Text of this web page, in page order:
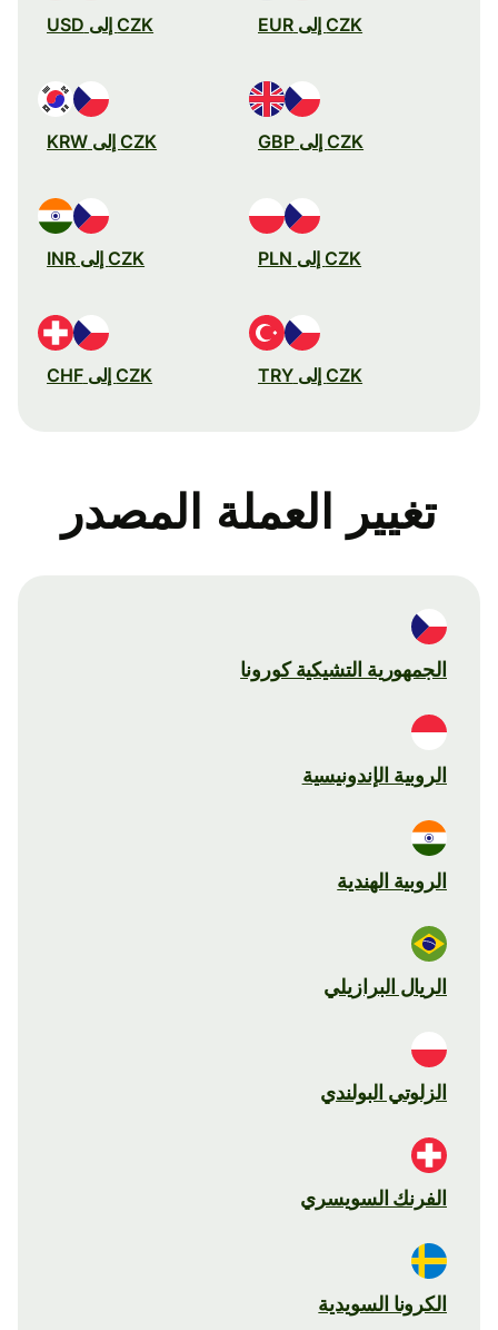
CZK إلى EUR CZK إلى USD
CZK إلى GBP CZK إلى KRW
CZK إلى PLN CZK إلى INR
CZK إلى TRY CZK إلى CHF
تغيير العملة المصدر
الجمهورية التشيكية كورونا
الروبية الإندونيسية
الروبية الهندية
الريال البرازيلي
الزلوتي البولندي
الفرنك السويسري
الكرونا السويدية